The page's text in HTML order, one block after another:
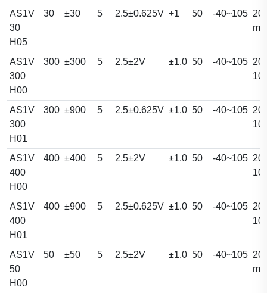
AS1V
30
H05
30 ±30 5 2.5±0.625V +1 50 -40~105
AS1V
300
H00
300 ±300 5 2.5±2V ±1.0 50 -40~105
AS1V
300
H01
300 ±900 5 2.5±0.625V ±1.0 50 -40~105
AS1V
400
H00
400 ±400 5 2.5±2V ±1.0 50 -40~105
AS1V
400
H01
400 ±900 5 2.5±0.625V ±1.0 50 -40~105
AS1V
50
H00
50 ±50 5 2.5±2V ±1.0 50 -40~105